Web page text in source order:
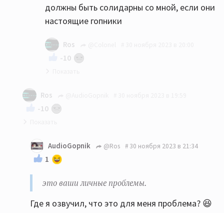
должны быть солидарны со мной, если они
настоящие гопники
Ros
-10
Ros
-10
Действительно, зачем платить, когда можно
своровать??)))
Если нравится дяде-буржую платить денежку за
его услуги по предоставлению музыки, это ваши
личные проблемы.
AudioGopnik @Ros 30 ноября 2023 в 21:34
1
это ваши личные проблемы.
Где я озвучил, что это для меня проблема? 😆